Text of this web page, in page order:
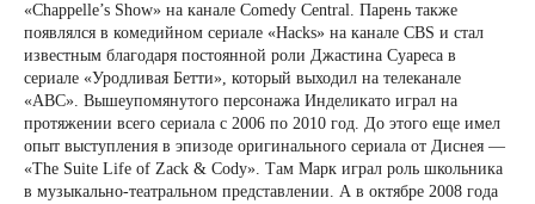
«Chappelle’s Show» на канале Comedy Central. Парень также
появлялся в комедийном сериале «Hacks» на канале CBS и стал
известным благодаря постоянной роли Джастина Суареса в
сериале «Уродливая Бетти», который выходил на телеканале
«ABC». Вышеупомянутого персонажа Инделикато играл на
протяжении всего сериала с 2006 по 2010 год. До этого еще имел
опыт выступления в эпизоде оригинального сериала от Диснея —
«The Suite Life of Zack & Cody». Там Марк играл роль школьника
в музыкально-театральном представлении. А в октябре 2008 года